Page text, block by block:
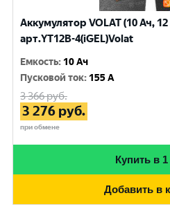
Аккумулятор VOLAT (10 Ач,
арт.YT12B-4(iGEL)Volat
Емкость: 10 Ач
Пусковой ток: 155 A
3 366руб.
3 276 руб.
при обмене
Купить в
Добавить в